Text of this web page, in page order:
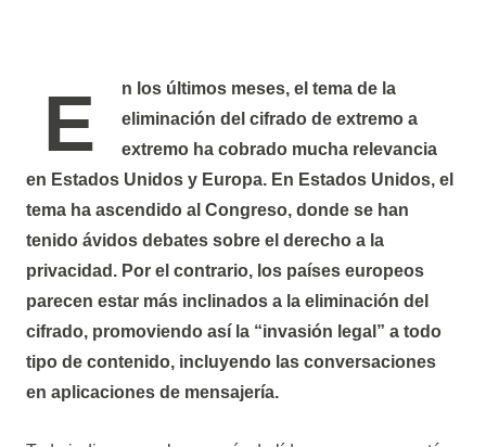
En los últimos meses, el tema de la
eliminación del cifrado de extremo a
extremo ha cobrado mucha relevancia
en Estados Unidos y Europa. En Estados Unidos, el
tema ha ascendido al Congreso, donde se han
tenido ávidos debates sobre el derecho a la
privacidad. Por el contrario, los países europeos
parecen estar más inclinados a la eliminación del
cifrado, promoviendo así la “invasión legal” a todo
tipo de contenido, incluyendo las conversaciones
en aplicaciones de mensajería.